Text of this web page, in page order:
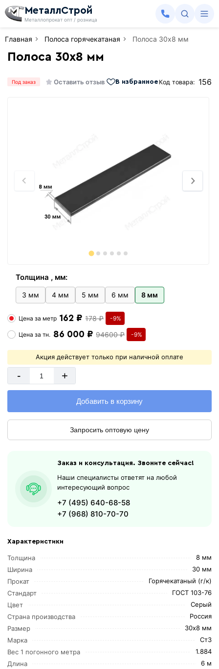
МеталлСтрой
Металлопрокат опт / розница
Главная Полоса горячекатаная Полоса 30х8 мм
Полоса 30х8 мм
Под заказ Оставить отзыв В избранное Код товара: 156
Толщина , мм:
3 мм 4 мм 5 мм 6 мм 8 мм
Характеристики
Толщина
8 мм
Ширина
30 мм
Прокат
Горячекатаный (г/к)
Стандарт
ГОСТ 103-76
Цвет
Серый
Страна производства
Россия
Размер
30х8 мм
Марка
Ст3
Вес 1 погонного метра
1.884
Длина
6 м
Цена за метр 162 ₽ 178 ₽ -9%
Цена затн. 86 000 ₽ 94600 ₽ -9%
Акция действует только при наличной оплате
- +
Добавить в корзину
Запросить оптовую цену
Заказ и консультация. Звоните сейчас!
Наши специалисты ответят на любой
интересующий вопрос
+7 (495) 640-68-58
+7 (968) 810-70-70